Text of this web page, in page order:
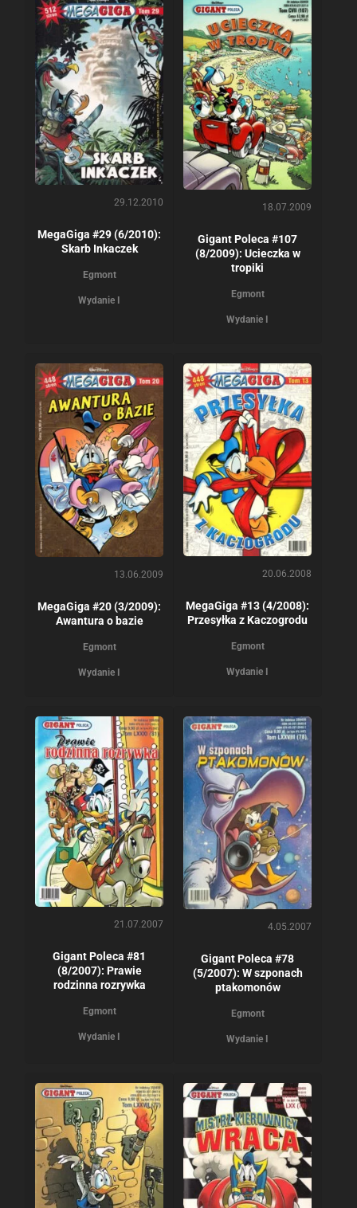
29.12.2010
MegaGiga #29 (6/2010):
Skarb Inkaczek
Egmont
Wydanie I
18.07.2009
Gigant Poleca #107
(8/2009): Ucieczka w
tropiki
Egmont
Wydanie I
13.06.2009
MegaGiga #20 (3/2009):
Awantura o bazie
Egmont
Wydanie I
20.06.2008
MegaGiga #13 (4/2008):
Przesyłka z Kaczogrodu
Egmont
Wydanie I
21.07.2007
Gigant Poleca #81
(8/2007): Prawie
rodzinna rozrywka
Egmont
Wydanie I
4.05.2007
Gigant Poleca #78
(5/2007): W szponach
ptakomonów
Egmont
Wydanie I